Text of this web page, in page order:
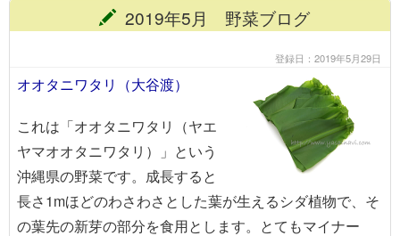
2019年5月 野菜ブログ
登録日：2019年5月29日
オオタニワタリ（大谷渡）
これは「オオタニワタリ（ヤエ
ヤマオオタニワタリ）」という
沖縄県の野菜です。成長すると
長さ1mほどのわさわさとした葉が生えるシダ植物で、そ
の葉先の新芽の部分を食用とします。とてもマイナー